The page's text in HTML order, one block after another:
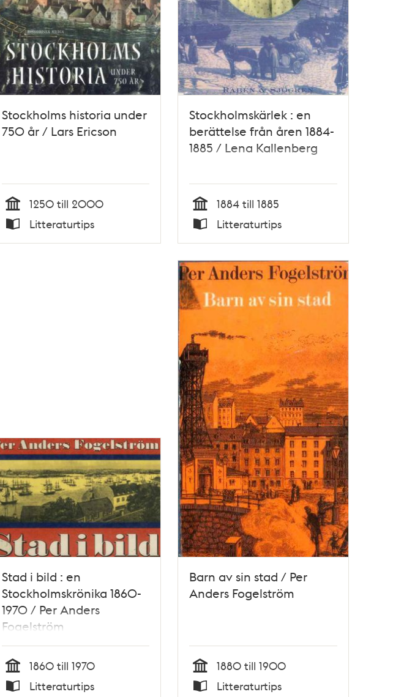
Stockholms historia under
750 år / Lars Ericson
Tid
1250 till 2000
Typ
Litteraturtips
Stockholmskärlek : en
berättelse från åren 1884-
1885 / Lena Kallenberg
Tid
1884 till 1885
Typ
Litteraturtips
Stad i bild : en
Stockholmskrönika 1860-
1970 / Per Anders
Fogelström
Tid
1860 till 1970
Litteraturtips
Barn av sin stad / Per
Anders Fogelström
Tid
1880 till 1900
Litteraturtips